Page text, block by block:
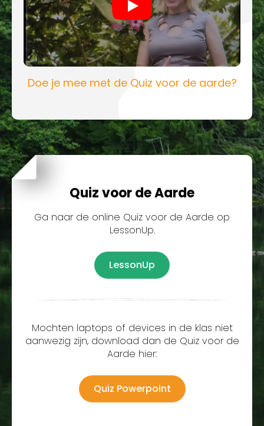
Play
Doe je mee met de Quiz voor de aarde?
Quiz voor de Aarde
Ga naar de online Quiz voor de Aarde op
LessonUp.
LessonUp
Mochten laptops of devices in de klas niet
aanwezig zijn, download dan de Quiz voor de
Aarde hier:
Quiz Powerpoint